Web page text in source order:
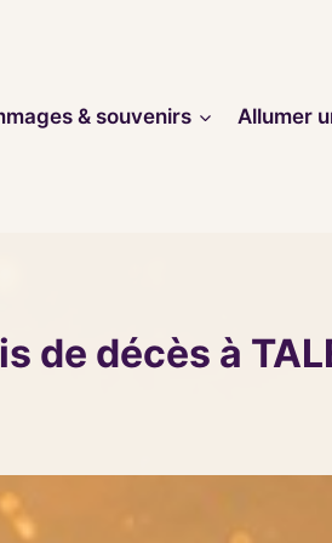
& souvenirs
Allumer
de décès à